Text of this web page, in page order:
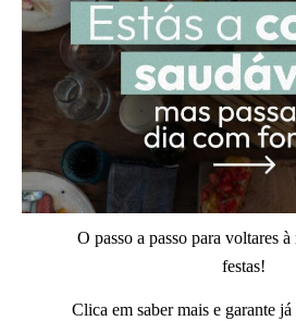
O passo a passo para voltares
festas!
Clica em saber mais e garante